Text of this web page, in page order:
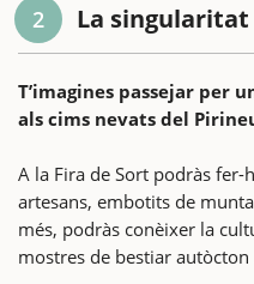
2 La
T’imagines passejar per
als cims nevats del
A la Fira de Sort podràs
artesans, embotits de
més, podràs conèixer la
mostres de bestiar autòcton